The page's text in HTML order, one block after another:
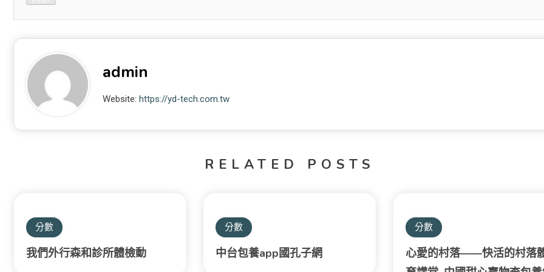
admin
Website: https://yd-tech.com.tw
RELATED POSTS
分數
我們外行森和診所體檢動
分數
中台包養app國孔子網
分數
心愛的村落——快活的村落